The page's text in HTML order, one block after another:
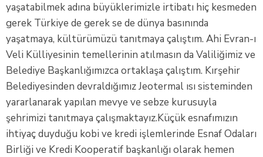
yaşatabilmek adına büyüklerimizle irtibatı hiç kesmeden
gerek Türkiye de gerek se de dünya basınında
yaşatmaya, kültürümüzü tanıtmaya çalıştım. Ahi Evran-ı
Veli Külliyesinin temellerinin atılmasın da Valiliğimiz ve
Belediye Başkanlığımızca ortaklaşa çalıştım. Kırşehir
Belediyesinden devraldığımız Jeotermal ısı sisteminden
yararlanarak yapılan mevye ve sebze kurusuyla
şehrimizi tanıtmaya çalışmaktayız.Küçük esnafımızın
ihtiyaç duyduğu kobi ve kredi işlemlerinde Esnaf Odaları
Birliği ve Kredi Kooperatif başkanlığı olarak hemen